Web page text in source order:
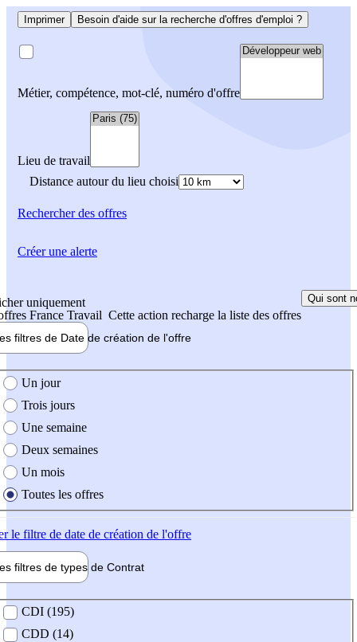
Imprimer Besoin d'aide sur la recherche d'offres d'emploi ?
Métier, compétence, mot-clé, numéro d'offre
Lieu de travail
Distance autour du lieu choisi
Rechercherdes offres
uniquement
France Travail Cette action recharge la liste des offres
Qui sont
filtres de Date de création de l'offre
création de l'offre
Un jour
Trois jours
Une semaine
Deux semaines
Un mois
Toutes les offres
le filtre de date de création de l'offre
filtres de types de Contrat
contrat
CDI (195)
CDD (14)
Créer une alerte